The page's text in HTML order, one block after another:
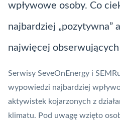
wpływowe osoby. Co
najbardziej „pozytywna”
najwięcej obserwujących
Serwisy SeveOnEnergy i
wypowiedzi najbardziej
aktywistek kojarzonych z
klimatu. Pod uwagę wzięto